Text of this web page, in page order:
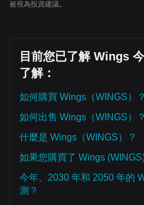
被視為投資建議。
目前您已了解 Wings
了解：
如何購買 Wings（WINGS）？
如何出售 Wings（WINGS）？
什麼是 Wings（WINGS）？
如果您購買了 Wings
今年、2030 年和 2050 年的
測？